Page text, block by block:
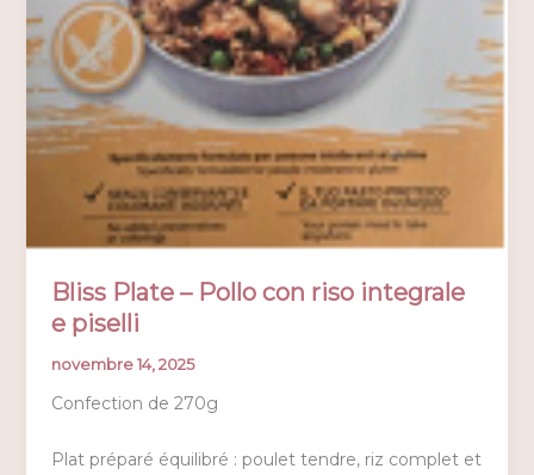
Bliss Plate – Pollo con riso integrale
e piselli
novembre 14, 2025
Confection de 270g
Plat préparé équilibré : poulet tendre, riz complet et